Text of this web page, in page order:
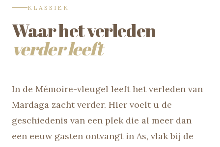
KLASSIEK
Waar het verleden
verder leeft
In de Mémoire-vleugel leeft het verleden van
Mardaga zacht verder. Hier voelt u de
geschiedenis van een plek die al meer dan
een eeuw gasten ontvangt in As, vlak bij de